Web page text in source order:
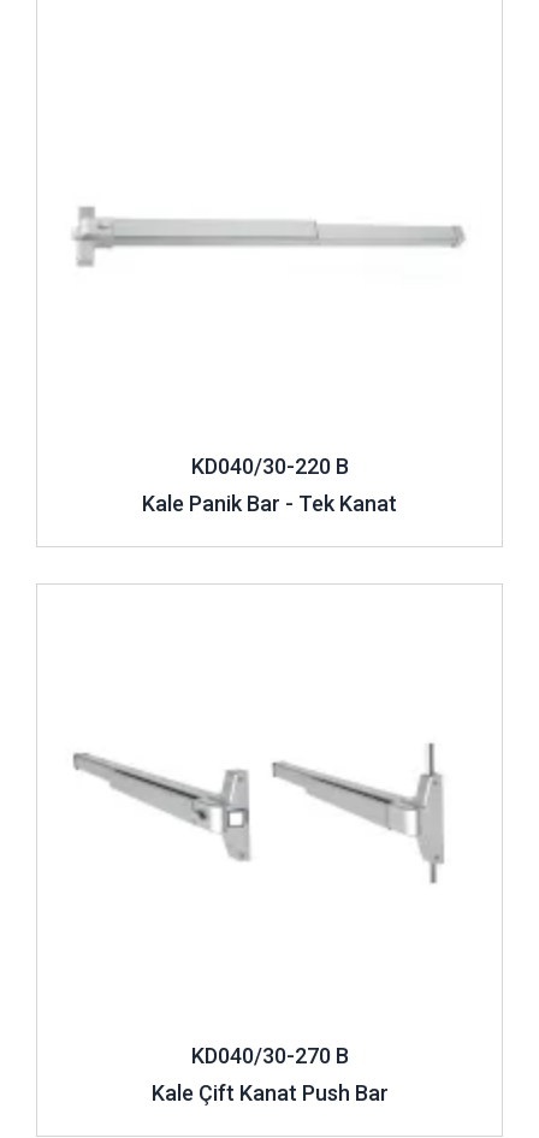
KD040/30-220 B
Kale Panik Bar - Tek Kanat
KD040/30-270 B
Kale Çift Kanat Push Bar